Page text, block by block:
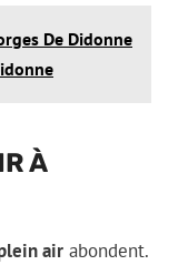
De Didonne
À
air abondent.